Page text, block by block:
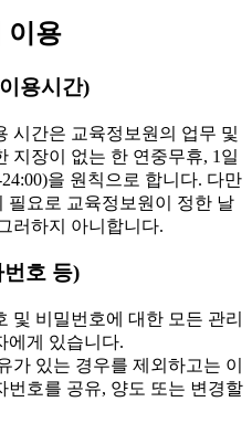
이용
용시간)
시간은 교육정보원의 업무 및
지장이 없는 한 연중무휴, 1일
24:00)을 원칙으로 합니다. 다만
필요로 교육정보원이 정한 날
러하지 아니합니다.
호 등)
및 비밀번호에 대한 모든 관리
에게 있습니다.
가 있는 경우를 제외하고는 이
번호를 공유, 양도 또는 변경할